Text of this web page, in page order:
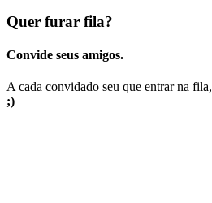
Quer furar fila?
Convide seus amigos.
A cada convidado seu que entrar na fila,
;)